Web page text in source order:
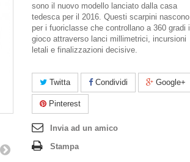
sono il nuovo modello lanciato dalla casa
tedesca per il 2016. Questi scarpini nascono
per i fuoriclasse che controllano a 360 gradi il
gioco attraverso lanci millimetrici, incursioni
letali e finalizzazioni decisive.
Twitta Condividi Google+
Pinterest
Invia ad un amico
Stampa